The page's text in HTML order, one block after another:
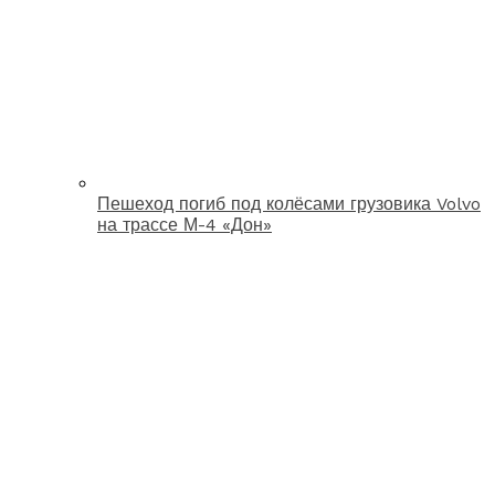
Пешеход погиб под колёсами грузовика Volvo
на трассе М-4 «Дон»